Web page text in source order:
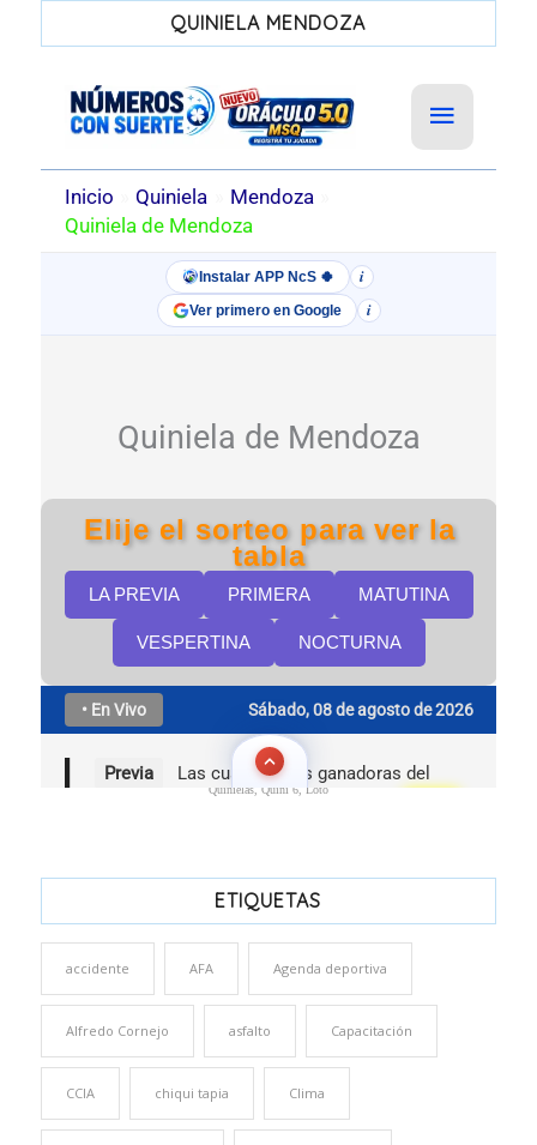
QUINIELA MENDOZA
Quinielas, Quini 6, Loto
ETIQUETAS
accidente AFA Agenda deportiva
Alfredo Cornejo asfalto Capacitación
CCIA chiqui tapia Clima